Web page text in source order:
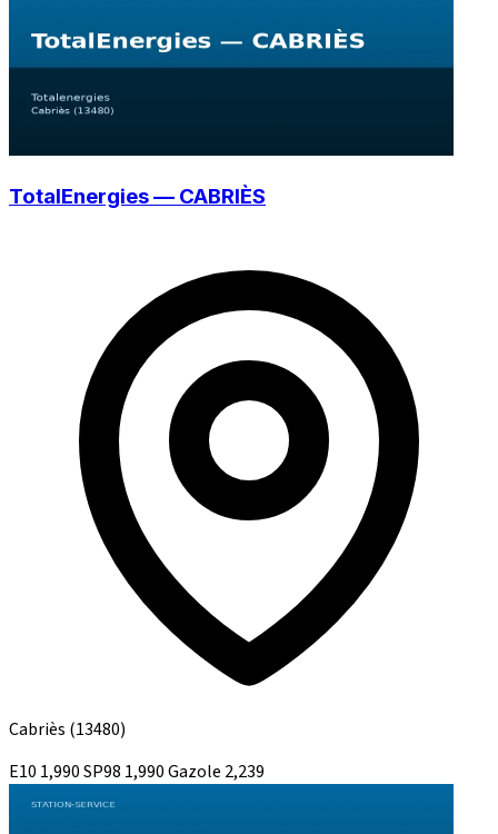
TotalEnergies — CABRIÈS
Cabriès (13480)
E10 1,990SP98 1,990Gazole 2,239